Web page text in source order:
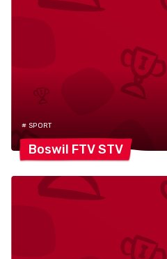
# SPORT
Boswil FTVSTV